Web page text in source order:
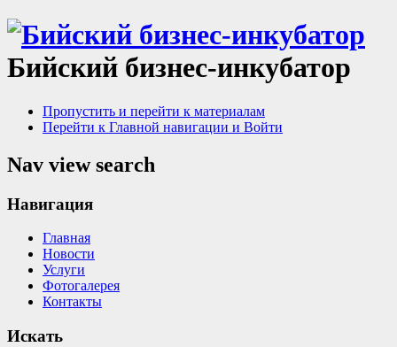
Бийский бизнес-инкубатор
Пропустить и перейти к материалам
Перейти к Главной навигации и Войти
Nav view search
Навигация
Главная
Новости
Услуги
Фотогалерея
Контакты
Искать